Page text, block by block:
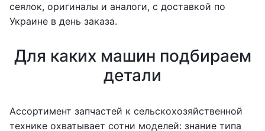
сеялок, оригиналы и аналоги, с доставкой по
Украине в день заказа.
Для каких машин подбираем
детали
Ассортимент запчастей к сельскохозяйственной
технике охватывает сотни моделей: знание типа